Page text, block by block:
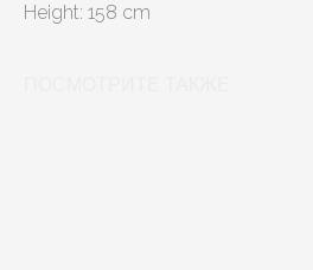
Height: 158 cm